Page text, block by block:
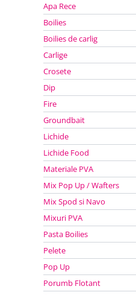
Apa Rece
Boilies
Boilies de carlig
Carlige
Crosete
Dip
Fire
Groundbait
Lichide
Lichide Food
Materiale PVA
Mix Pop Up / Wafters
Mix Spod si Navo
Mixuri PVA
Pasta Boilies
Pelete
Pop Up
Porumb Flotant